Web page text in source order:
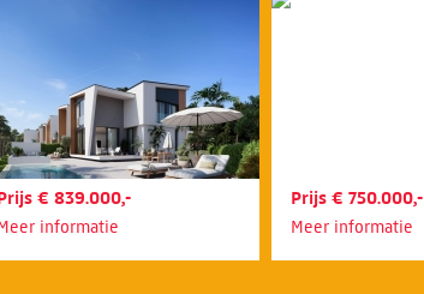
€ 839.000,-
informatie
Prijs € 750.000,-
Meer informatie